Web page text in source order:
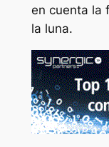
en cuenta la
la luna.